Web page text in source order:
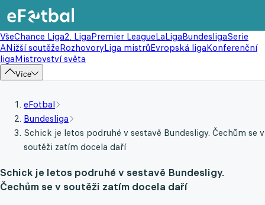
VšeChance Liga2. LigaPremier LeagueLaLigaBundesligaSerie
ANižší soutěžeRozhovoryLiga mistrůEvropská ligaKonferenční
ligaMistrovství světa
Více
eFotbal
Bundesliga
Schick je letos podruhé v sestavě Bundesligy. Čechům se v
soutěži zatím docela daří
Schick je letos podruhé v sestavě Bundesligy.
Čechům se v soutěži zatím docela daří